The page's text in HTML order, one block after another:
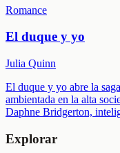
Romance
El duque y yo
Julia Quinn
El duque y yo abre la
ambientada en la alta
Daphne Bridgerton,
Explorar